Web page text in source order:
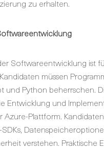
zu erhalten.
Softwareentwicklung ist
müssen
und Python beherrschen.
Entwicklung und
Azure-Plattform.
verstehen. Praktische